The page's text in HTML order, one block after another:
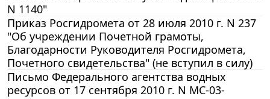
N 1140"
Приказ Росгидромета от 28 июля 2010 г. N 237
"Об учреждении Почетной грамоты,
Благодарности Руководителя Росгидромета,
Почетного свидетельства" (не вступил в силу)
Письмо Федерального агентства водных
ресурсов от 17 сентября 2010 г. N МС-03-